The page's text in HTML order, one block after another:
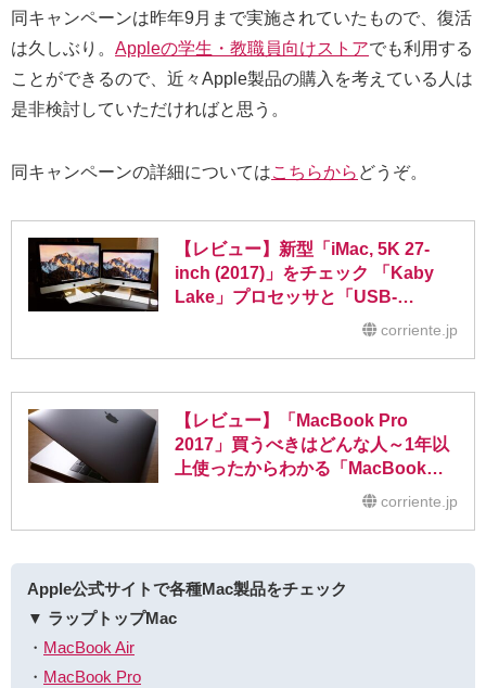
同キャンペーンは昨年9月まで実施されていたもので、復活
は久しぶり。 Appleの学生・教職員向けストアでも利用する
ことができるので、近々Apple製品の購入を考えている人は
是非検討していただければと思う。
同キャンペーンの詳細についてはこちらから どうぞ。
【レビュー】新型「iMac, 5K 27-
inch (2017)」をチェック 「Kaby
Lake」プロセッサと「USB-
C/Thuderbolt 3」が搭載されてパワ
corriente.jp
【レビュー】「MacBook Pro
2017」買うべきはどんな人～1年以
上使ったからわかる「MacBook
Pro」の必要性（13インチモデル
corriente.jp
Apple公式サイトで各種Mac製品をチェック
▼ ラップトップMac
・ MacBook Air
・ MacBook Pro